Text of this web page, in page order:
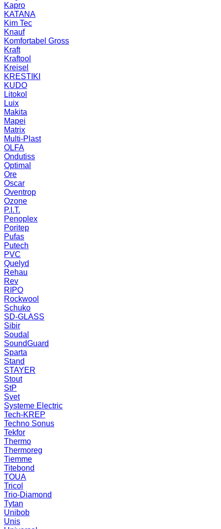
Kapro
KATANA
Kim Tec
Knauf
Komfortabel Gross
Kraft
Kraftool
Kreisel
KRESTIKI
KUDO
Litokol
Luix
Makita
Mapei
Matrix
Multi-Plast
OLFA
Ondutiss
Optimal
Ore
Oscar
Oventrop
Ozone
P.I.T.
Penoplex
Poritep
Pufas
Putech
PVC
Quelyd
Rehau
Rev
RIPO
Rockwool
Schuko
SD-GLASS
Sibir
Soudal
SoundGuard
Sparta
Stand
STAYER
Stout
StP
Svet
Systeme Electric
Tech-KREP
Techno Sonus
Tekfor
Thermo
Thermoreg
Tiemme
Titebond
TOUA
Tricol
Trio-Diamond
Tytan
Unibob
Unis